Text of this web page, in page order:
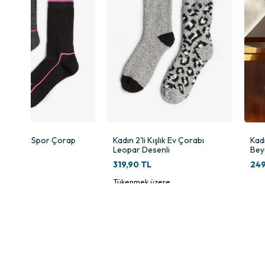
Bolero Derbili Lastiksiz Roll Top Simli Kadın Çorap Vizon modeli,
%64 Polyamid: Dayanıklı ve güçlü yapı sağlar.
%28 Metalik İplik: Simli ve şık görünümü destekler.
%8 Elastan: Esnekliği artırır, ayağa tam uyum sağlar.
Bu içerik kombinasyonu, hem konforlu hem de estetik bir kullanım
Simli Tasarım ile Modern Şıklık
Çorapta sim detayları, son yılların en trend tasarımlarından biridir.
Zarif parlaklık:Her kombine modern bir dokunuş katar.
Kadınsı zarafeti ön plana çıkarır.
Günlük giyimden özel davetlere kadar geniş
Kadın 2'li Kışlık Ev Çorabı
Kadın Bambu Fitilli 2'li